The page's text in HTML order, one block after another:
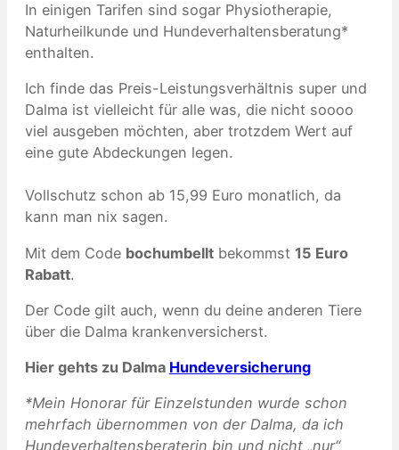
In einigen Tarifen sind sogar Physiotherapie,
Naturheilkunde und Hundeverhaltensberatung*
enthalten.
Ich finde das Preis-Leistungsverhältnis super und
Dalma ist vielleicht für alle was, die nicht soooo
viel ausgeben möchten, aber trotzdem Wert auf
eine gute Abdeckungen legen.
Vollschutz schon ab 15,99 Euro monatlich, da
kann man nix sagen.
Mit dem Code bochumbelltbekommst 15 Euro
Rabatt.
Der Code gilt auch, wenn du deine anderen Tiere
über die Dalma krankenversicherst.
Hier gehts zu Dalma Hundeversicherung
*Mein Honorar für Einzelstunden wurde schon
mehrfach übernommen von der Dalma, da ich
Hundeverhaltensberaterin bin und nicht „nur“